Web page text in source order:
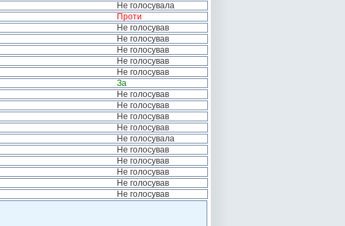
Не голосувала
Проти
Не голосував
Не голосував
Не голосував
Не голосував
Не голосував
За
Не голосував
Не голосував
Не голосував
Не голосував
Не голосувала
Не голосував
Не голосував
Не голосував
Не голосував
Не голосував